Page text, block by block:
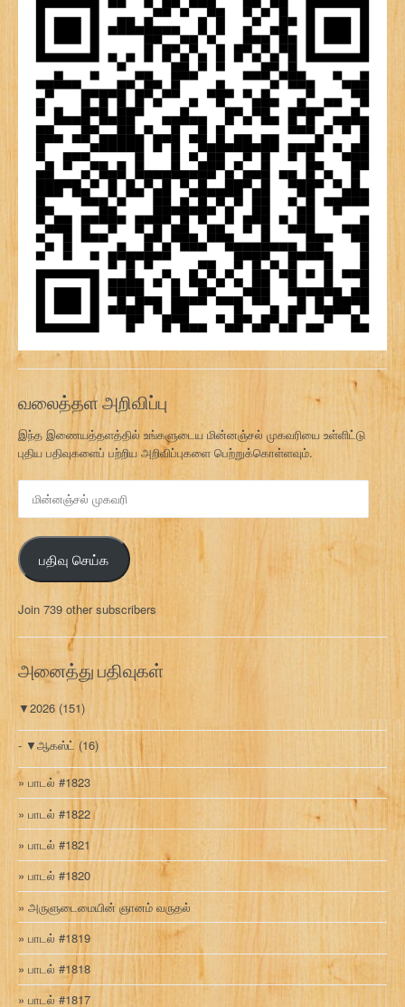
வலைத்தள அறிவிப்பு
இந்த இணையத்தளத்தில் உங்களுடைய மின்னஞ்சல் முகவரியை உள்ளிட்டு
புதிய பதிவுகளைப் பற்றிய அறிவிப்புகளை பெற்றுக்கொள்ளவும்.
ஞ்
ச
ல்
க
வ
பதிவு செய்க
Join 739 other subscribers
அனைத்து பதிவுகள்
▼2026 (151)
▼ஆகஸ்ட் (16)
பாடல் #1823
பாடல் #1822
பாடல் #1821
பாடல் #1820
அருளுடைமையின் ஞானம் வருதல்
பாடல் #1819
பாடல் #1818
பாடல் #1817